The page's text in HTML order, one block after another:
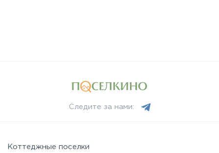
Следите за нами:
Коттеджные поселки